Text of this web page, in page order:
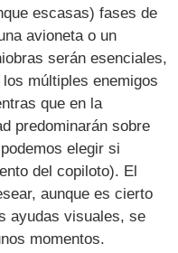
escasas) fases de
avioneta o un
serán esenciales,
múltiples enemigos
que en la
predominarán sobre
elegir si
del copiloto). El
aunque es cierto
ayudas visuales, se
momentos.